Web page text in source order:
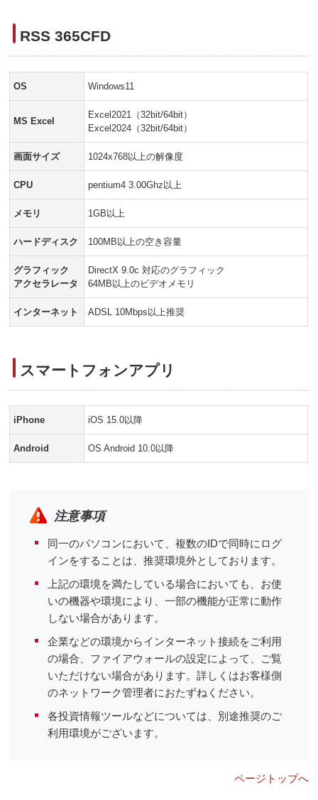
RSS 365CFD
OS Windows11
MS Excel
Excel2021（32bit/64bit）
Excel2024（32bit/64bit）
画面サイズ 1024x768以上の解像度
CPU pentium4 3.00Ghz以上
メモリ 1GB以上
ハードディスク 100MB以上の空き容量
グラフィック
アクセラレータ
DirectX 9.0c 対応のグラフィック
64MB以上のビデオメモリ
インターネット ADSL 10Mbps以上推奨
スマートフォンアプリ
iPhone iOS 15.0以降
Android OS Android 10.0以降
注意事項
同一のパソコンにおいて、複数のIDで同時にログ
インをすることは、推奨環境外としております。
上記の環境を満たしている場合においても、お使
いの機器や環境により、一部の機能が正常に動作
しない場合があります。
企業などの環境からインターネット接続をご利用
の場合、ファイアウォールの設定によって、ご覧
いただけない場合があります。詳しくはお客様側
のネットワーク管理者におたずねください。
各投資情報ツールなどについては、別途推奨のご
利用環境がございます。
ページトップへ